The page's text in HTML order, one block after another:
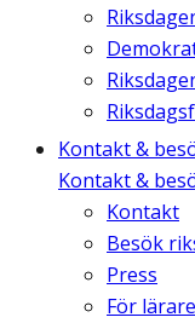
Kontakt &
Kontakt &
Kontakt
Besök
Press
För lärare